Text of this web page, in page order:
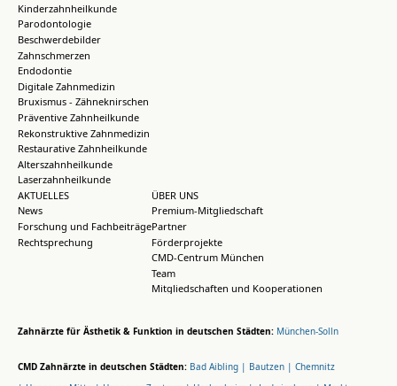
Kinderzahnheilkunde
Parodontologie
Beschwerdebilder
Zahnschmerzen
Endodontie
Digitale Zahnmedizin
Bruxismus - Zähneknirschen
Präventive Zahnheilkunde
Rekonstruktive Zahnmedizin
Restaurative Zahnheilkunde
Alterszahnheilkunde
Laserzahnheilkunde
AKTUELLES
News
Forschung und Fachbeiträge
Rechtsprechung
ÜBER UNS
Premium-Mitgliedschaft
Partner
Förderprojekte
CMD-Centrum München
Team
Mitgliedschaften und Kooperationen
Zahnärzte für Ästhetik & Funktion in deutschen Städten: München-Solln
CMD Zahnärzte in deutschen Städten: Bad Aibling | Bautzen | Chemnitz